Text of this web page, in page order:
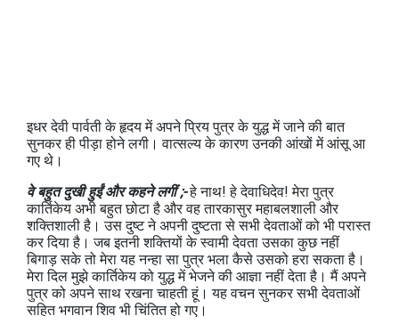
इधर देवी पार्वती के हृदय में अपने प्रिय पुत्र के युद्ध में जाने की बात
सुनकर ही पीड़ा होने लगी। वात्सल्य के कारण उनकी आंखों में आंसू आ
गए थे।
वे बहुत दुखी हुईं और कहने लगीं ;-हे नाथ! हे देवाधिदेव! मेरा पुत्र
कार्तिकेय अभी बहुत छोटा है और वह तारकासुर महाबलशाली और
शक्तिशाली है। उस दुष्ट ने अपनी दुष्टता से सभी देवताओं को भी परास्त
कर दिया है। जब इतनी शक्तियों के स्वामी देवता उसका कुछ नहीं
बिगाड़ सके तो मेरा यह नन्हा सा पुत्र भला कैसे उसको हरा सकता है।
मेरा दिल मुझे कार्तिकेय को युद्ध में भेजने की आज्ञा नहीं देता है। मैं अपने
पुत्र को अपने साथ रखना चाहती हूं। यह वचन सुनकर सभी देवताओं
सहित भगवान शिव भी चिंतित हो गए।